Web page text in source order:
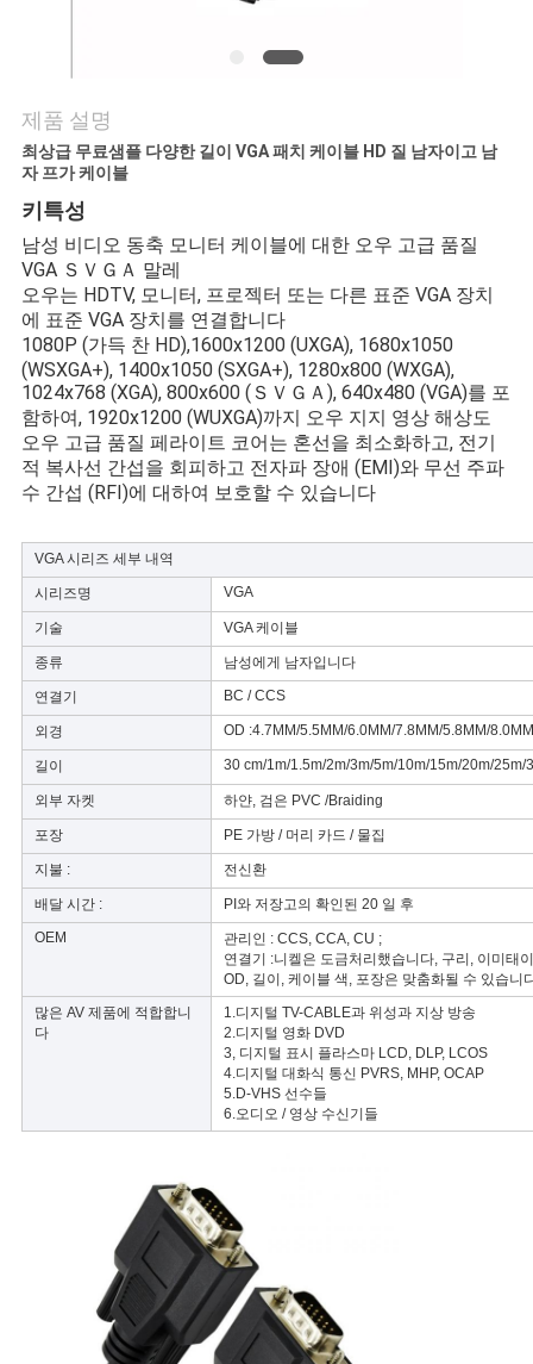
세
요
뉴
스
경
우
이
트
맵
개
정
보
호
제품 설명
최상급 무료샘플 다양한 길이 VGA 패치 케이블 HD 질 남자이고 남
자 프가 케이블
키특성
남성 비디오 동축 모니터 케이블에 대한 오우 고급 품질
VGA ＳＶＧＡ 말레
오우는 HDTV, 모니터, 프로젝터 또는 다른 표준 VGA 장치
에 표준 VGA 장치를 연결합니다
1080P (가득 찬 HD),1600x1200 (UXGA), 1680x1050
(WSXGA+), 1400x1050 (SXGA+), 1280x800 (WXGA),
1024x768 (XGA), 800x600 (ＳＶＧＡ), 640x480 (VGA)를 포
함하여, 1920x1200 (WUXGA)까지 오우 지지 영상 해상도
오우 고급 품질 페라이트 코어는 혼선을 최소화하고, 전기
적 복사선 간섭을 회피하고 전자파 장애 (EMI)와 무선 주파
수 간섭 (RFI)에 대하여 보호할 수 있습니다
VGA 시리즈 세부 내역
시리즈명 VGA
기술 VGA 케이블
종류 남성에게 남자입니다
연결기 BC / CCS
외경 OD :4.7MM/5.5MM/6.0MM/7.8MM/5.8MM/8.0MM
길이 30 cm/1m/1.5m/2m/3m/5m/10m/15m/20m/25m/
외부 자켓 하얀, 검은 PVC /Braiding
포장 PE 가방 / 머리 카드 / 물집
지불 : 전신환
배달 시간 :
PI와 저장고의 확인된 20 일 후
OEM
관리인 : CCS, CCA, CU ;
연결기 :니켈은 도금처리했습니다, 구리, 이미태
OD, 길이, 케이블 색, 포장은 맞춤화될 수 있습니
많은 AV 제품에 적합합니
다
1.디지털 TV-CABLE과 위성과 지상 방송
2.디지털 영화 DVD
3, 디지털 표시 플라스마 LCD, DLP, LCOS
4.디지털 대화식 통신 PVRS, MHP, OCAP
5.D-VHS 선수들
6.오디오 / 영상 수신기들